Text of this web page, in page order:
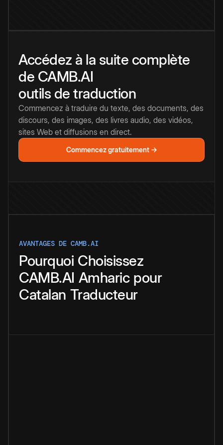
Accédez à la suite complète
de CAMB.AI
outils de traduction
Commencez à traduire du texte, des documents, des
discours, des images, des livres audio, des vidéos,
sites Web et diffusions en direct.
Commencez gratuitement →
AVANTAGES DE CAMB.AI
Pourquoi Choisissez
CAMB.AI Amharic pour
Catalan Traducteur